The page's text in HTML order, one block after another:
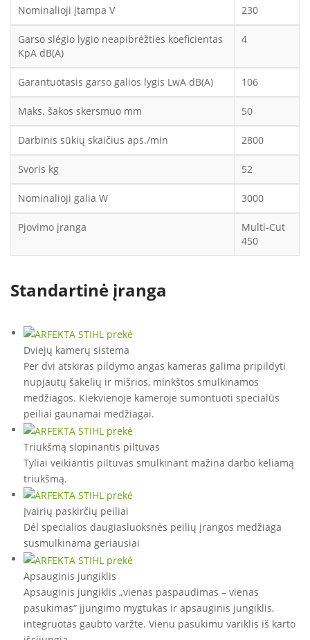
Nominalioji įtampa V 230
Garso slėgio lygio neapibrėžties koeficientas
KpA dB(A)
4
Garantuotasis garso galios lygis LwA dB(A) 106
Maks. šakos skersmuo mm 50
Darbinis sūkių skaičius aps./min 2800
Svoris kg 52
Nominalioji galia W 3000
Pjovimo įranga
Multi-Cut
450
Standartinė įranga
Dviejų kamerų sistema
Per dvi atskiras pildymo angas kameras galima pripildyti
nupjautų šakelių ir mišrios, minkštos smulkinamos
medžiagos. Kiekvienoje kameroje sumontuoti specialūs
peiliai gaunamai medžiagai.
Triukšmą slopinantis piltuvas
Tyliai veikiantis piltuvas smulkinant mažina darbo keliamą
triukšmą.
Įvairių paskirčių peiliai
Dėl specialios daugiasluoksnės peilių įrangos medžiaga
susmulkinama geriausiai
Apsauginis jungiklis
Apsauginis jungiklis „vienas paspaudimas – vienas
pasukimas“ įjungimo mygtukas ir apsauginis jungiklis,
integruotas gaubto varžte. Vienu pasukimu variklis iš karto